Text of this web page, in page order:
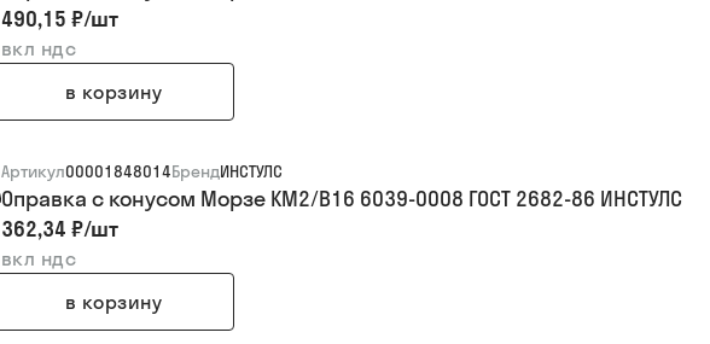
490,15 ₽/шт
вкл ндс
в корзину
Артикул00001848014БрендИНСТУЛС
Оправка с конусом Морзе КМ2/В16 6039-0008 ГОСТ 2682-86 ИНСТУЛС
362,34 ₽/шт
вкл ндс
в корзину